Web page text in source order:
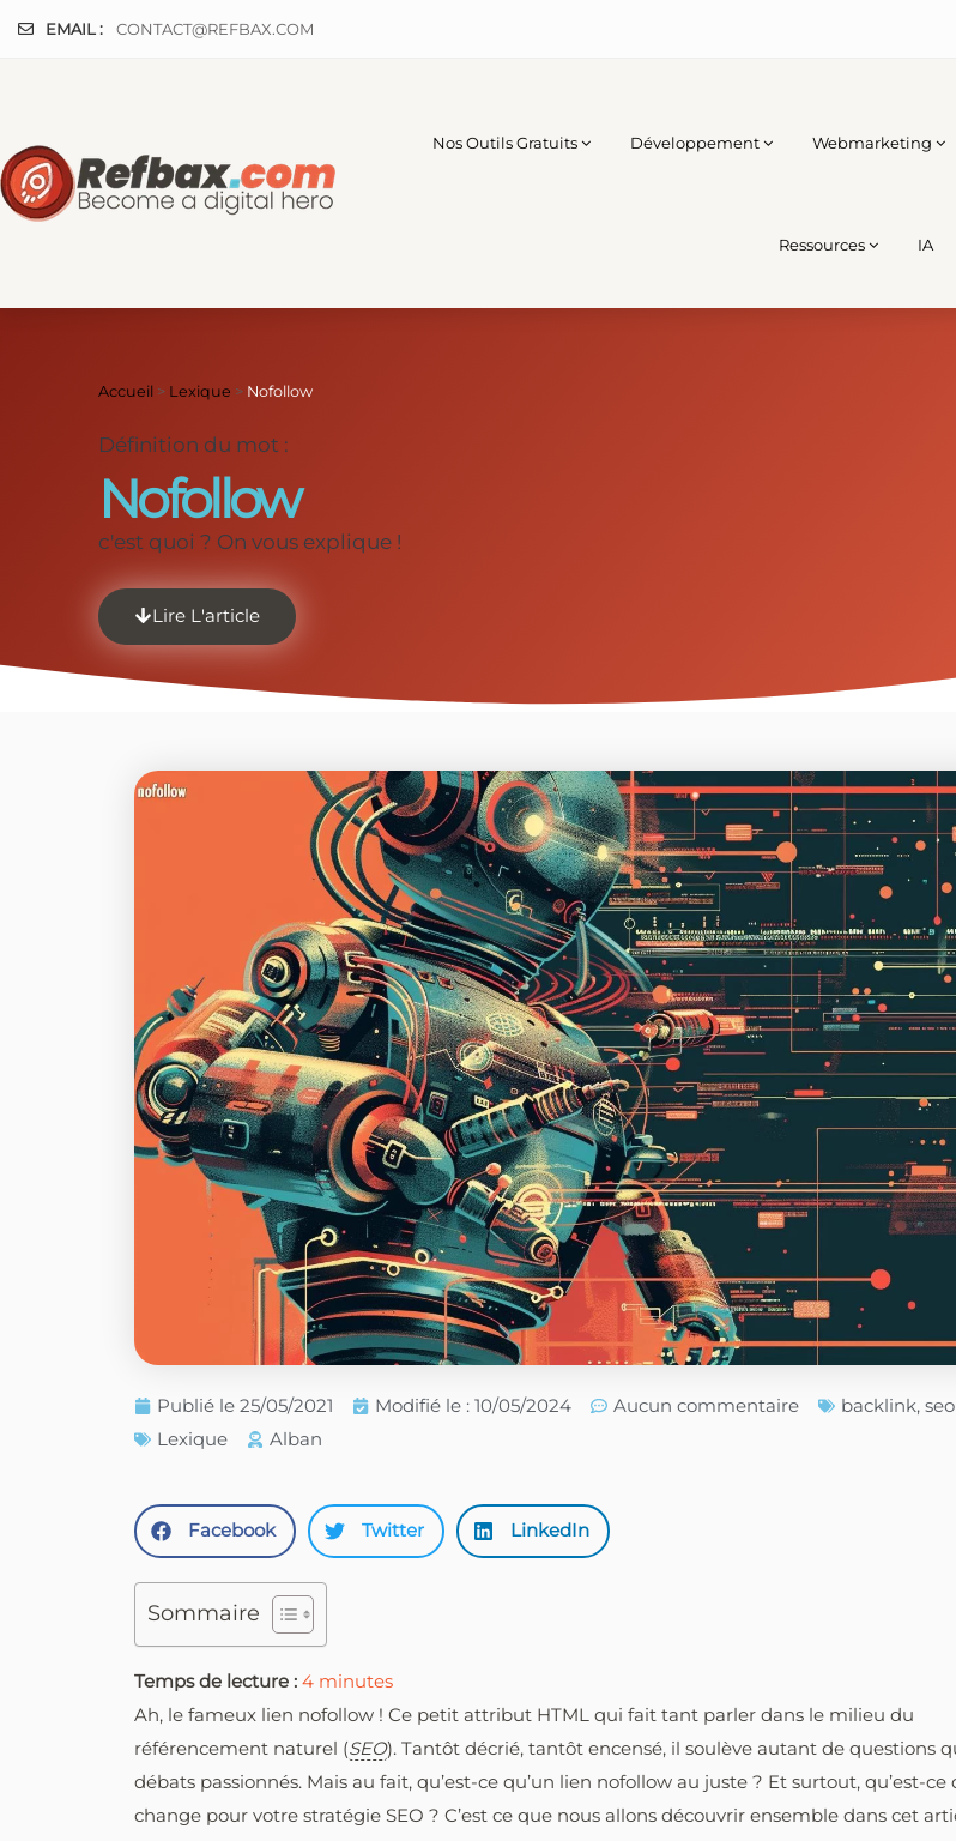
EMAIL : CONTACT@REFBAX.COM
Nos Outils Gratuits Développement Webmarketing
Ressources IA
Accueil > Lexique > Nofollow
Définition du mot :
Nofollow
c'est quoi ? On vous explique !
Lire L'article
Publié le 25/05/2021 Modifié le : 10/05/2024 Aucun commentaire backlink, seo
Lexique
Alban
Facebook Twitter LinkedIn
Sommaire
Temps de lecture : 4 minutes
Ah, le fameux lien nofollow ! Ce petit attribut HTML qui fait tant parler dans le milieu du
référencement naturel (SEO). Tantôt décrié, tantôt encensé, il soulève autant de questions
débats passionnés. Mais au fait, qu’est-ce qu’un lien nofollow au juste ? Et surtout, qu’est-ce
change pour votre stratégie SEO ? C’est ce que nous allons découvrir ensemble dans cet